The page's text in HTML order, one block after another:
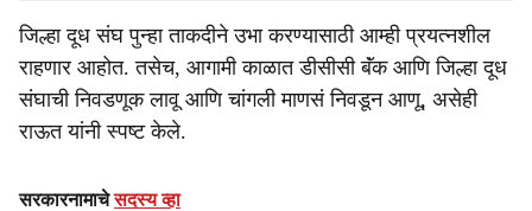
जिल्हा दूध संघ पुन्हा ताकदीने उभा करण्यासाठी आम्ही प्रयत्नशील
राहणार आहोत. तसेच, आगामी काळात डीसीसी बॅंक आणि जिल्हा दूध
संघाची निवडणूक लावू आणि चांगली माणसं निवडून आणू, असेही
राऊत यांनी स्पष्ट केले.
सरकारनामाचेसदस्य व्हा